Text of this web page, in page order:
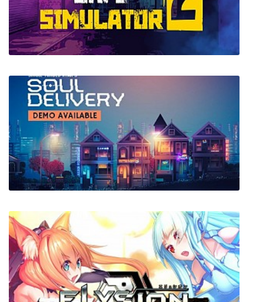
CYNK 3030
Internet Cafe Simulator 2
Soul Delivery